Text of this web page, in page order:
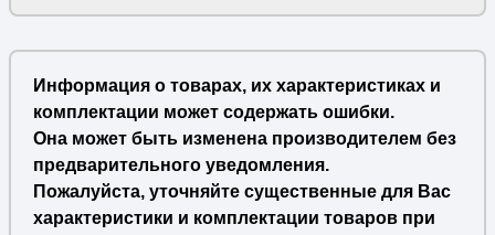
Информация о товарах, их характеристиках и
комплектации может содержать ошибки.
Она может быть изменена производителем без
предварительного уведомления.
Пожалуйста, уточняйте существенные для Вас
характеристики и комплектации товаров при